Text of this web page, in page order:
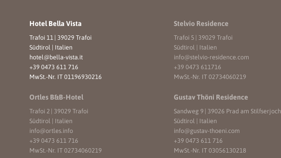
Hotel Bella Vista
Trafoi 11 | 39029 Trafoi
Südtirol | Italien
hotel@bella-vista.it
+39 0473 611 716
MwSt.-Nr. IT 01196930216
Stelvio Residence
Trafoi 5
39029 Trafoi
Südtirol | Italien
info@stelvio-residence.com
+39 0473 611716
MwSt.-Nr. IT 02734060219
Ortles B&B-Hotel
Trafoi 2
39029 Trafoi
Südtirol | Italien
info@ortles.info
+39 0473 611 716
MwSt.-Nr. IT 02734060219
Gustav Thöni Residence
Sandweg 9
39026 Prad am Stilfserjoch
Südtirol | Italien
info@gustav-thoeni.com
+39 0473 611 716
MwSt.-Nr. IT 03056130218